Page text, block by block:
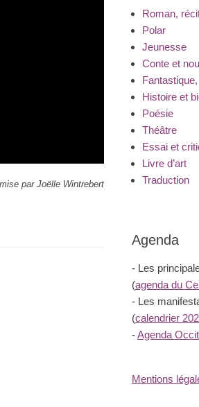
par Joëlle Wintrebert
Roman,
Polar
Jeunesse
Conte et
Histoire et
Poésie
Théâtre
Essai et
Livre d’art
Traduction
Agenda
- Les
(agenda du
- Les
(calendrier
-Agenda
Mentions